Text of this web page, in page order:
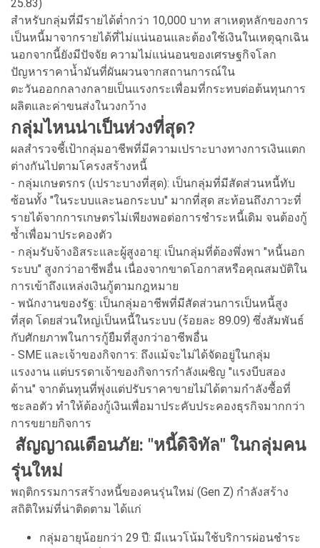
25.83)
สำหรับกลุ่มที่มีรายได้ต่ำกว่า 10,000 บาท สาเหตุหลักของการ
เป็นหนี้มาจากรายได้ที่ไม่แน่นอนและต้องใช้เงินในเหตุฉุกเฉิน
นอกจากนี้ยังมีปัจจัย ความไม่แน่นอนของเศรษฐกิจโลก
ปัญหาราคาน้ำมันที่ผันผวนจากสถานการณ์ใน
ตะวันออกกลางกลายเป็นแรงกระเพื่อมที่กระทบต่อต้นทุนการ
ผลิตและค่าขนส่งในวงกว้าง
กลุ่มไหนน่าเป็นห่วงที่สุด?
ผลสำรวจชี้เป้ากลุ่มอาชีพที่มีความเปราะบางทางการเงินแตก
ต่างกันไปตามโครงสร้างหนี้
- กลุ่มเกษตรกร (เปราะบางที่สุด): เป็นกลุ่มที่มีสัดส่วนหนี้ทับ
ซ้อนทั้ง "ในระบบและนอกระบบ" มากที่สุด สะท้อนถึงภาวะที่
รายได้จากการเกษตรไม่เพียงพอต่อการชำระหนี้เดิม จนต้องกู้
ซ้ำเพื่อมาประคองตัว
- กลุ่มรับจ้างอิสระและผู้สูงอายุ: เป็นกลุ่มที่ต้องพึ่งพา "หนี้นอก
ระบบ" สูงกว่าอาชีพอื่น เนื่องจากขาดโอกาสหรือคุณสมบัติใน
การเข้าถึงแหล่งเงินกู้ตามกฎหมาย
- พนักงานของรัฐ: เป็นกลุ่มอาชีพที่มีสัดส่วนการเป็นหนี้สูง
ที่สุด โดยส่วนใหญ่เป็นหนี้ในระบบ (ร้อยละ 89.09) ซึ่งสัมพันธ์
กับศักยภาพในการกู้ยืมที่สูงกว่าอาชีพอื่น
- SME และเจ้าของกิจการ: ถึงแม้จะไม่ได้จัดอยู่ในกลุ่ม
แรงงาน แต่บรรดาเจ้าของกิจการกำลังเผชิญ "แรงบีบสอง
ด้าน" จากต้นทุนที่พุ่งแต่ปรับราคาขายไม่ได้ตามกำลังซื้อที่
ชะลอตัว ทำให้ต้องกู้เงินเพื่อมาประคับประคองธุรกิจมากกว่า
การขยายกิจการ
สัญญาณเตือนภัย: "หนี้ดิจิทัล" ในกลุ่มคน
รุ่นใหม่
พฤติกรรมการสร้างหนี้ของคนรุ่นใหม่ (Gen Z) กำลังสร้าง
สถิติใหม่ที่น่าติดตาม ได้แก่
กลุ่มอายุน้อยกว่า 29 ปี: มีแนวโน้มใช้บริการผ่อนชำระ